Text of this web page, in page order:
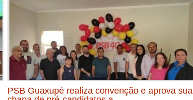
PSB Guaxupé realiza convenção e aprova sua